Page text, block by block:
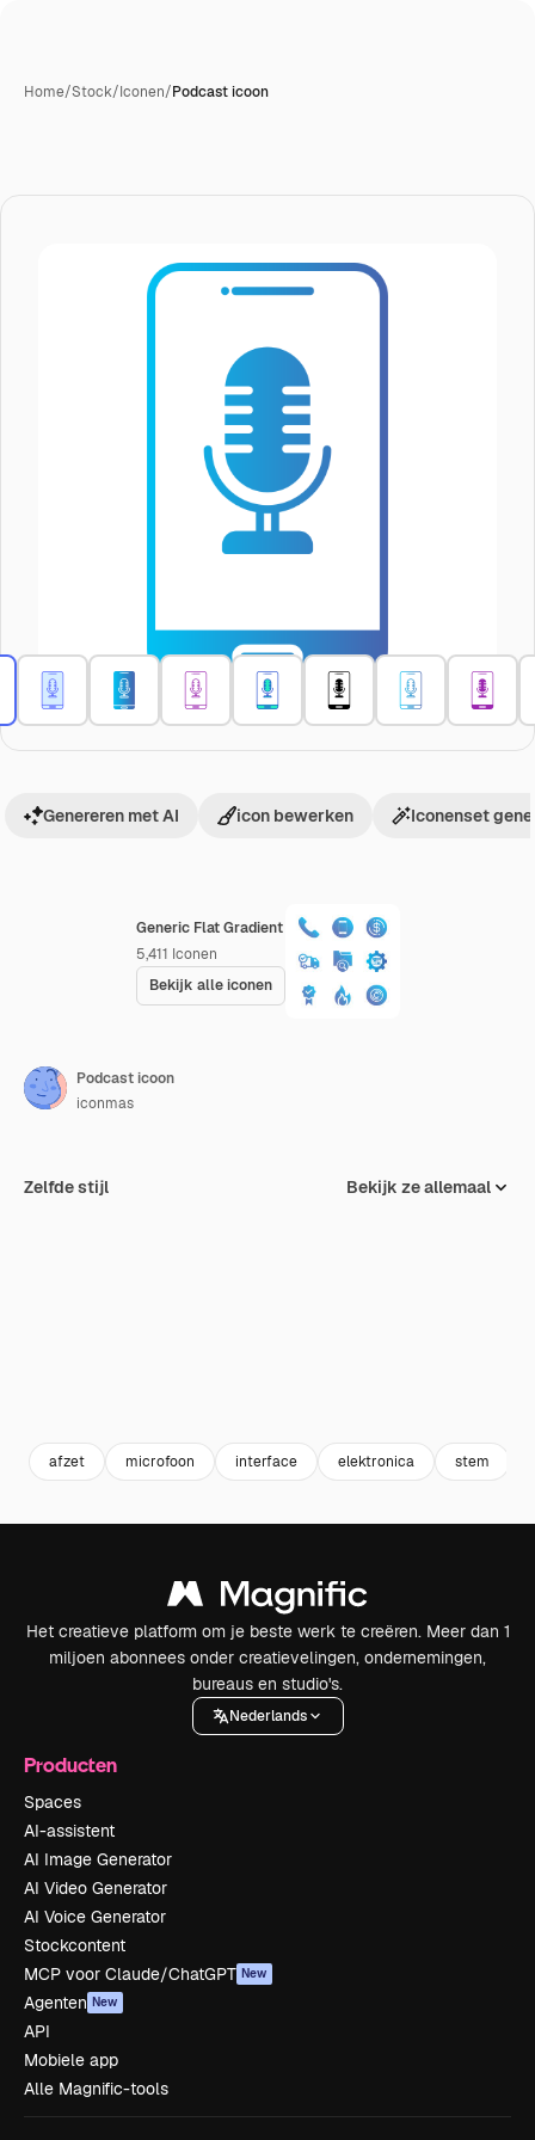
Home/Stock/Iconen/Podcast icoon
Generic Flat Gradient
5,411 Iconen
Bekijk alle iconen
Genereren met AI icon bewerken Iconenset
Podcast icoon
iconmas
Zelfde stijl Bekijk ze allemaal
afzet microfoon interface elektronica stem
Het creatieve platform om je beste werk te creëren. Meer dan 1
miljoen abonnees onder creatievelingen, ondernemingen,
bureaus en studio's.
Nederlands
Producten
Spaces
AI-assistent
AI Image Generator
AI Video Generator
AI Voice Generator
Stockcontent
MCP voor Claude/ChatGPT New
Agenten New
API
Mobiele app
Alle Magnific-tools